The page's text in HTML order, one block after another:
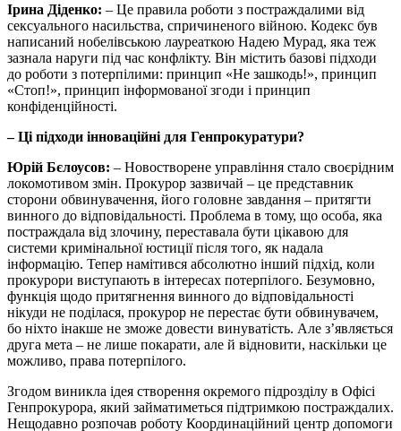
Ірина Діденко: – Це правила роботи з постраждалими від
сексуального насильства, спричиненого війною. Кодекс був
написаний нобелівською лауреаткою Надею Мурад, яка теж
зазнала наруги під час конфлікту. Він містить базові підходи
до роботи з потерпілими: принцип «Не зашкодь!», принцип
«Стоп!», принцип інформованої згоди і принцип
конфіденційності.
– Ці підходи інноваційні для Генпрокуратури?
Юрій Бєлоусов: – Новостворене управління стало своєрідним
локомотивом змін. Прокурор зазвичай – це представник
сторони обвинувачення, його головне завдання – притягти
винного до відповідальності. Проблема в тому, що особа, яка
постраждала від злочину, переставала бути цікавою для
системи кримінальної юстиції після того, як надала
інформацію. Тепер намітився абсолютно інший підхід, коли
прокурори виступають в інтересах потерпілого. Безумовно,
функція щодо притягнення винного до відповідальності
нікуди не поділася, прокурор не перестає бути обвинувачем,
бо ніхто інакше не зможе довести винуватість. Але з’являється
друга мета – не лише покарати, але й відновити, наскільки це
можливо, права потерпілого.
Згодом виникла ідея створення окремого підрозділу в Офісі
Генпрокурора, який займатиметься підтримкою постраждалих.
Нещодавно розпочав роботу Координаційний центр допомоги